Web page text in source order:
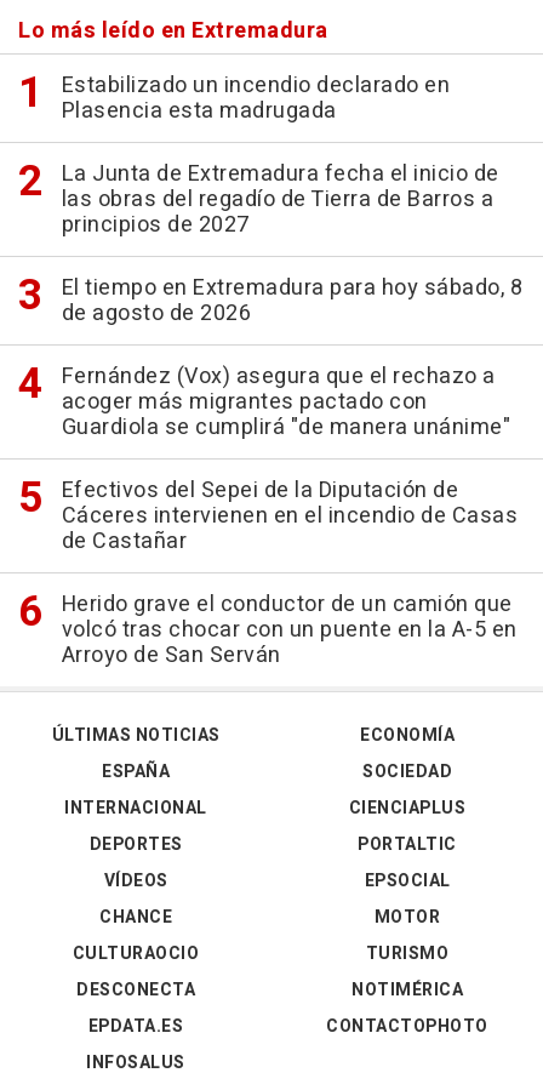
Lo más leído en Extremadura
Estabilizado un incendio declarado en
Plasencia esta madrugada
La Junta de Extremadura fecha el inicio de
las obras del regadío de Tierra de Barros a
principios de 2027
El tiempo en Extremadura para hoy sábado, 8
de agosto de 2026
Fernández (Vox) asegura que el rechazo a
acoger más migrantes pactado con
Guardiola se cumplirá "de manera unánime"
Efectivos del Sepei de la Diputación de
Cáceres intervienen en el incendio de Casas
de Castañar
Herido grave el conductor de un camión que
volcó tras chocar con un puente en la A-5 en
Arroyo de San Serván
ÚLTIMAS NOTICIAS
ESPAÑA
INTERNACIONAL
DEPORTES
VÍDEOS
ECONOMÍA
SOCIEDAD
CIENCIAPLUS
PORTALTIC
EPSOCIAL
CHANCE
CULTURAOCIO
DESCONECTA
EPDATA.ES
INFOSALUS
MOTOR
TURISMO
NOTIMÉRICA
CONTACTOPHOTO